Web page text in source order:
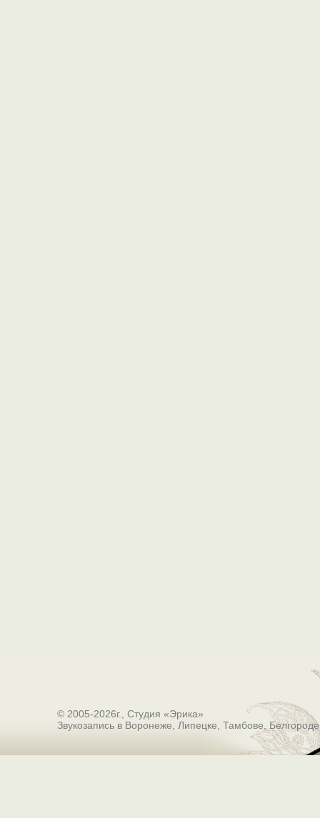
© 2005-2026г., Студия «Эрика»
Звукозапись в Воронеже, Липецке, Тамбове,